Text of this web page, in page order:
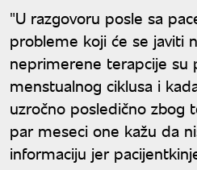
"U razgovoru posle sa
probleme koji će se javiti
neprimerene terapcije su
menstualnog ciklusa i
uzročno posledično zbog
par meseci one kažu da
informaciju jer